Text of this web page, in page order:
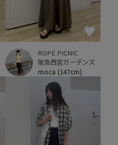
ROPÉ PICNIC
阪急西宮ガーデンズ
moca (147cm)